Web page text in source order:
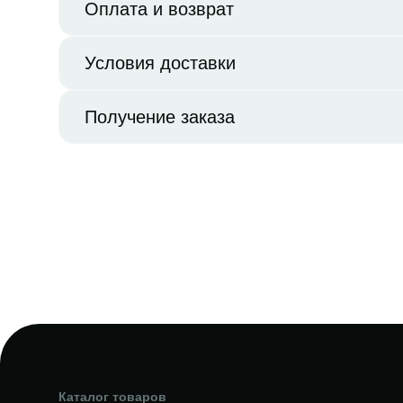
Оплата и возврат
Условия доставки
Получение заказа
Каталог товаров